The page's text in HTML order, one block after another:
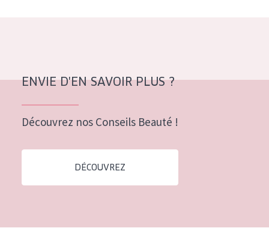
ENVIE D'EN SAVOIR PLUS ?
Découvrez nos Conseils Beauté !
DÉCOUVREZ